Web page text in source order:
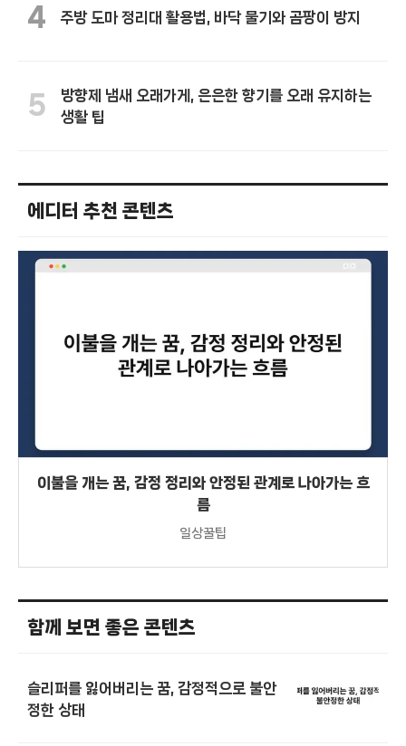
4 주방 도마 정리대 활용법, 바닥 물기와 곰팡이 방지
5
방향제 냄새 오래가게, 은은한 향기를 오래 유지하는
생활 팁
에디터 추천 콘텐츠
이불을 개는 꿈, 감정 정리와 안정된 관계로 나아가는 흐
름
일상꿀팁
함께 보면 좋은 콘텐츠
슬리퍼를 잃어버리는 꿈, 감정적으로 불안
정한 상태